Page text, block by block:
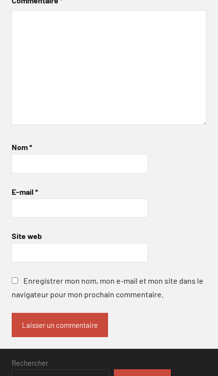
Nom*
E-mail *
Site web
Enregistrer mon nom, mon e-mail et mon site dans le
navigateur pour mon prochain commentaire.
Rechercher